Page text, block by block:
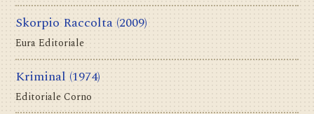
Skorpio Raccolta (2009)
Eura Editoriale
Kriminal (1974)
Editoriale Corno